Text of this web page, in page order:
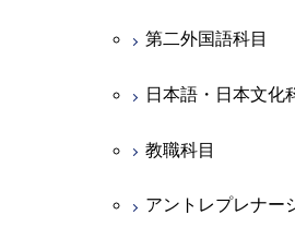
共通専門科目
第二外国語科目
日本語・日本文化
教職科目
アントレプレナー